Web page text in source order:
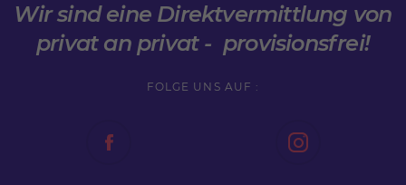
Wir sind eine Direktvermittlung von
privat an privat - provisionsfrei!
FOLGE UNS AUF :